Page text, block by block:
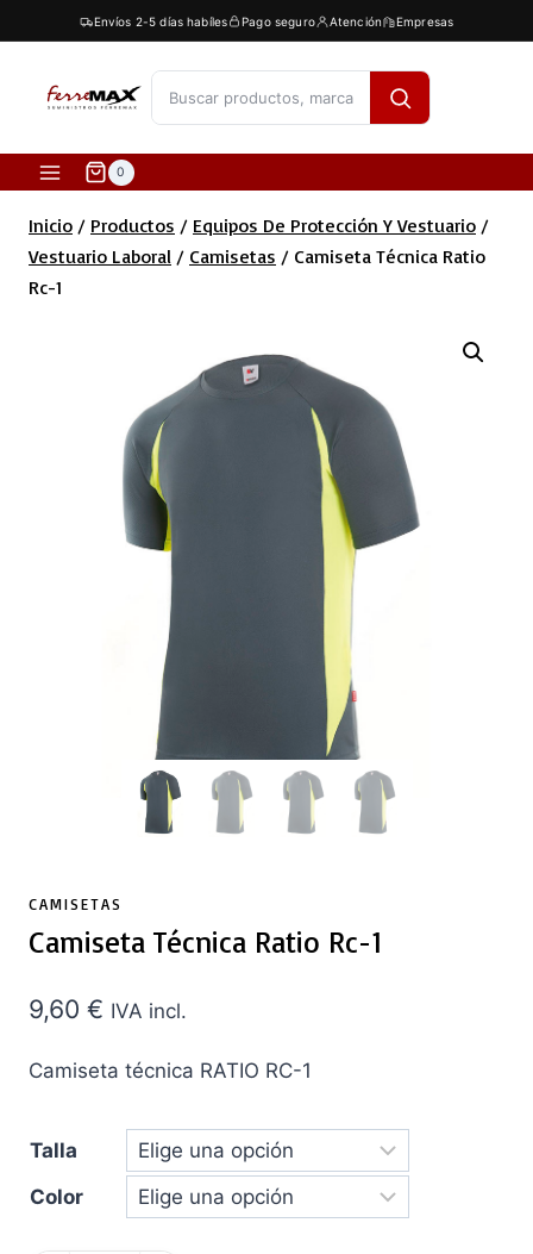
al
contenido
Envíos 2-5 días habíles Pago seguro Atención Empresas
0
Inicio / Productos / Equipos De Protección Y Vestuario /
Vestuario Laboral / Camisetas / Camiseta Técnica Ratio
Rc-1
CAMISETAS
Camiseta Técnica Ratio Rc-1
9,60 € IVA incl.
Camiseta técnica RATIO RC-1
Talla
Color